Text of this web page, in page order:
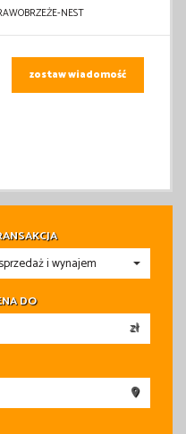
NEST
zostaw wiadomość
DO
zł
000 zł
000 zł